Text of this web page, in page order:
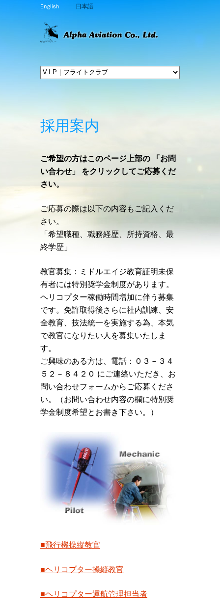
English 日本語
採用案内
ご希望の方はこのページ上部の 「お問
い合わせ」 をクリックしてご応募くだ
さい。
ご応募の際は以下の内容もご記入くだ
さい。
「希望職種、職務経歴、所持資格、最
終学歴」
教官募集：ミドルエイジ教育証明未保
有者には特別奨学金制度があります。
ヘリコプター稼働時間増加に伴う募集
です。免許取得後さらに社内訓練、安
全教育、技法統一を実施する為、本気
で教官になりたい人を募集いたしま
す。
ご興味のある方は、電話：０３－３４
５２－８４２０ にご連絡いただき、お
問い合わせフォームからご応募くださ
い。（お問い合わせ内容の欄に特別奨
学金制度希望とお書き下さい。）
■飛行機操縦教官
■ヘリコプター操縦教官
■ヘリコプター運航管理担当者